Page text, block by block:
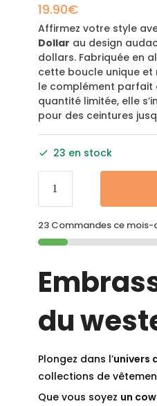
19.90€
Affirmez votre style
Dollar au design
dollars. Fabriquée en
cette boucle unique et
le complément parfait
quantité limitée, elle
pour des ceintures
23 en stock
23 Commandes ce mois-
du
Plongez dans l’univers
collections de
Que vous soyez un